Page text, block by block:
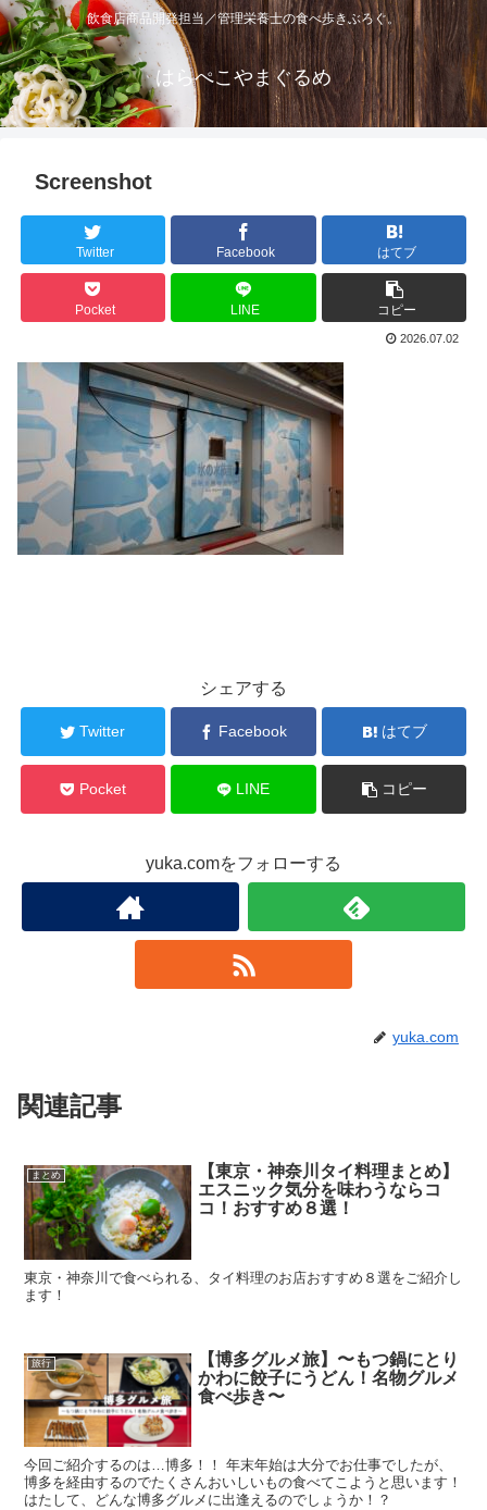
飲食店商品開発担当／管理栄養士の食べ歩きぶろぐ。
はらぺこやまぐるめ
Screenshot
Twitter Facebook はてブ
Pocket LINE コピー
2026.07.02
シェアする
Twitter Facebook はてブ
Pocket LINE コピー
yuka.comをフォローする
yuka.com
関連記事
まとめ
【東京・神奈川タイ料理まとめ】
エスニック気分を味わうならコ
コ！おすすめ８選！
東京・神奈川で食べられる、タイ料理のお店おすすめ８選をご紹介し
ます！
旅行
【博多グルメ旅】〜もつ鍋にとり
かわに餃子にうどん！名物グルメ
食べ歩き〜
今回ご紹介するのは…博多！！ 年末年始は大分でお仕事でしたが、
博多を経由するのでたくさんおいしいもの食べてこようと思います！
はたして、どんな博多グルメに出逢えるのでしょうか！？